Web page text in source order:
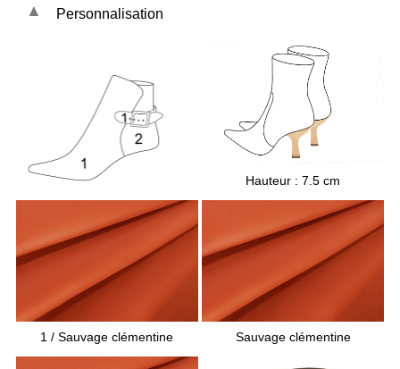
Les cuirs et tissus :
La forme :
- Forme pointue et longue
Les talons :
-Talons bobines de 7.5 centimètres de hauteur
La doublure et les semelles de propreté sont
en cuir
Personnalisation
1 / Sauvage clémentine
Hauteur : 7.5 cm
Sauvage clémentine